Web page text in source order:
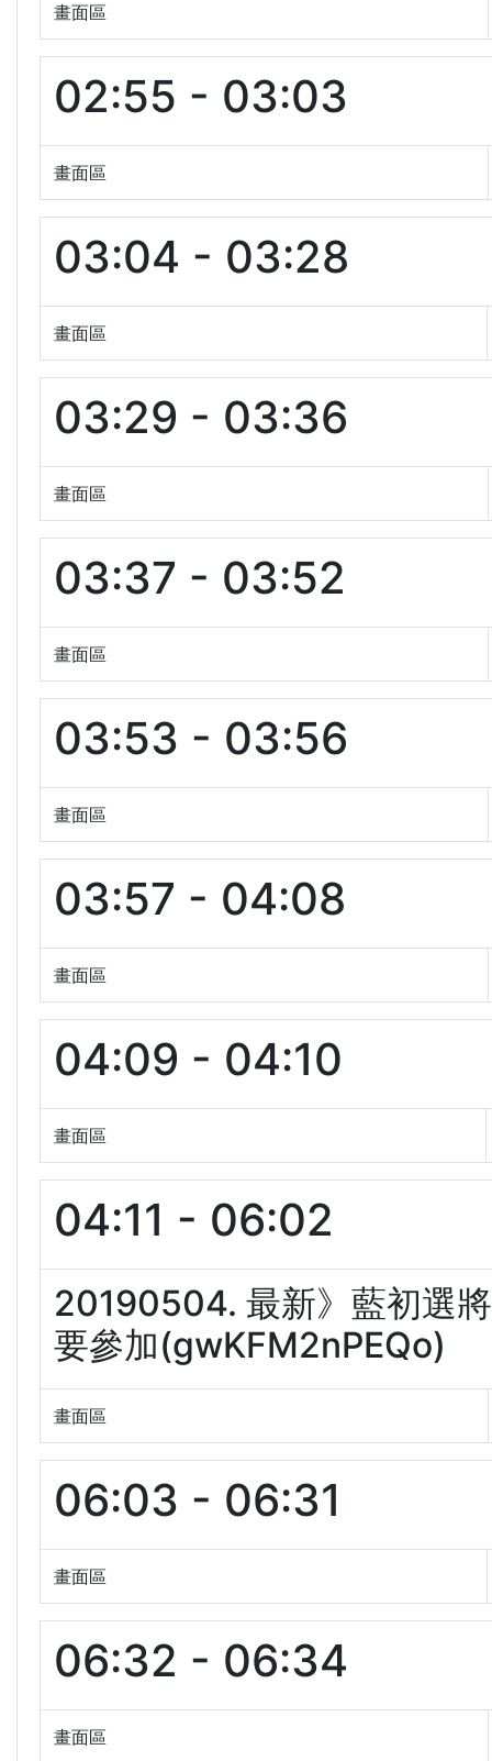
畫面區
02:55 - 03:03
畫面區
03:04 - 03:28
畫面區
03:29 - 03:36
畫面區
03:37 - 03:52
畫面區
03:53 - 03:56
畫面區
03:57 - 04:08
畫面區
04:09 - 04:10
畫面區
04:11 - 06:02
20190504. 最新》藍初選
要參加(gwKFM2nPEQo)
畫面區
06:03 - 06:31
畫面區
06:32 - 06:34
畫面區